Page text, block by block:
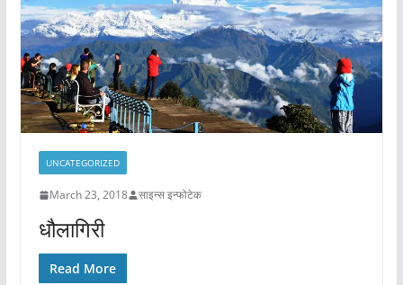
UNCATEGORIZED
March 23, 2018 साइन्स इन्फोटेक
धौलागिरी
Read More